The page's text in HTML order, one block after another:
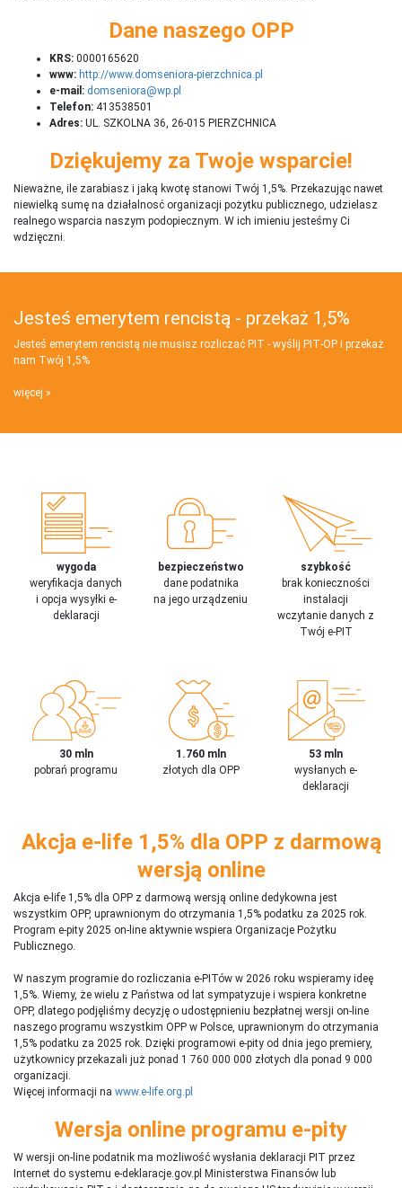
Dane naszego OPP
KRS: 0000165620
www: http://www.domseniora-pierzchnica.pl
e-mail: domseniora@wp.pl
Telefon: 413538501
Adres: UL. SZKOLNA 36, 26-015 PIERZCHNICA
Dziękujemy za Twoje wsparcie!
Nieważne, ile zarabiasz i jaką kwotę stanowi Twój 1,5%. Przekazując nawet
niewielką sumę na działalnosć organizacji pożytku publicznego, udzielasz
realnego wsparcia naszym podopiecznym. W ich imieniu jesteśmy Ci
wdzięczni.
Jesteś emerytem rencistą - przekaż 1,5%
Jesteś emerytem rencistą nie musisz rozliczać PIT - wyślij PIT‑OP i przekaż
nam Twój 1,5%
więcej
wygoda
weryfikacja danych
i opcja wysyłki e-
deklaracji
bezpieczeństwo
dane podatnika
na jego urządzeniu
szybkość
brak konieczności
instalacji
wczytanie danych z
Twój e-PIT
30 mln
pobrań programu
1.760 mln
złotych dla OPP
53 mln
wysłanych e-
deklaracji
Akcja e-life 1,5% dla OPP z darmową
wersją online
Akcja e-life 1,5% dla OPP z darmową wersją online dedykowna jest
wszystkim OPP, uprawnionym do otrzymania 1,5% podatku za 2025 rok.
Program e-pity 2025 on-line aktywnie wspiera Organizacje Pożytku
Publicznego.
W naszym programie do rozliczania e-PITów w 2026 roku wspieramy ideę
1,5%. Wiemy, że wielu z Państwa od lat sympatyzuje i wspiera konkretne
OPP, dlatego podjęliśmy decyzję o udostępnieniu bezpłatnej wersji on-line
naszego programu wszystkim OPP w Polsce, uprawnionym do otrzymania
1,5% podatku za 2025 rok. Dzięki programowi e-pity od dnia jego premiery,
użytkownicy przekazali już ponad 1 760 000 000 złotych dla ponad 9 000
organizacji.
Więcej informacji na www.e-life.org.pl
Wersja online programu e-pity
W wersji on-line podatnik ma możliwość wysłania deklaracji PIT przez
Internet do systemu e-deklaracje.gov.pl Ministerstwa Finansów lub